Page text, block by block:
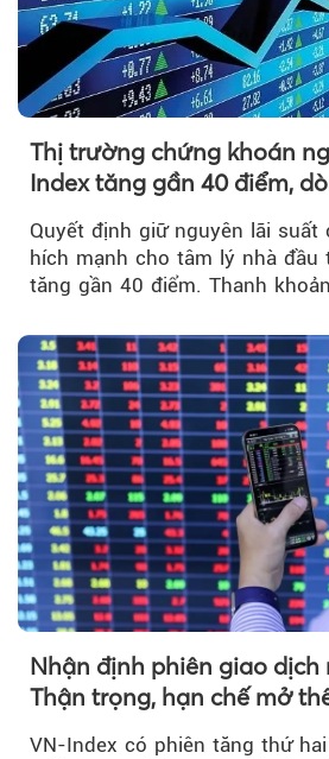
Thị trường chứng khoán
Index tăng gần 40 điểm,
Quyết định giữ nguyên lãi suất
hích mạnh cho tâm lý nhà đầu
tăng gần 40 điểm. Thanh
Nhận định phiên giao dịch
Thận trọng, hạn chế mở
VN-Index có phiên tăng thứ